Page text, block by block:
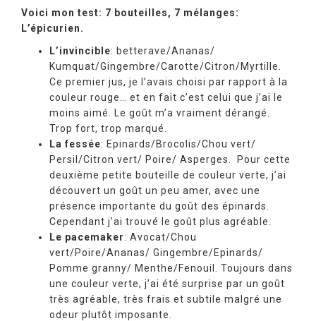
Voici mon test: 7 bouteilles, 7 mélanges:
L’épicurien.
L’invincible: betterave/Ananas/
Kumquat/Gingembre/Carotte/Citron/Myrtille.
Ce premier jus, je l’avais choisi par rapport à la
couleur rouge… et en fait c’est celui que j’ai le
moins aimé. Le goût m’a vraiment dérangé.
Trop fort, trop marqué.
La fessée: Epinards/Brocolis/Chou vert/
Persil/Citron vert/ Poire/ Asperges. Pour cette
deuxième petite bouteille de couleur verte, j’ai
découvert un goût un peu amer, avec une
présence importante du goût des épinards.
Cependant j’ai trouvé le goût plus agréable.
Le pacemaker: Avocat/Chou
vert/Poire/Ananas/ Gingembre/Epinards/
Pomme granny/ Menthe/Fenouil. Toujours dans
une couleur verte, j’ai été surprise par un goût
très agréable, très frais et subtile malgré une
odeur plutôt imposante.